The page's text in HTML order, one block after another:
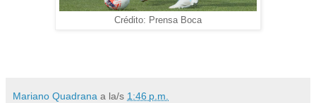
Crédito: Prensa Boca
Mariano Quadrana a la/s 1:46 p.m.